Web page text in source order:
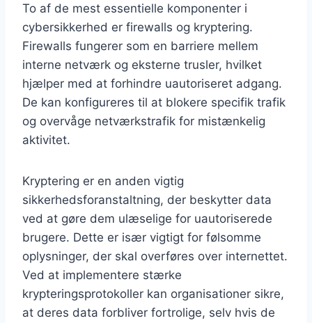
To af de mest essentielle komponenter i
cybersikkerhed er firewalls og kryptering.
Firewalls fungerer som en barriere mellem
interne netværk og eksterne trusler, hvilket
hjælper med at forhindre uautoriseret adgang.
De kan konfigureres til at blokere specifik trafik
og overvåge netværkstrafik for mistænkelig
aktivitet.
Kryptering er en anden vigtig
sikkerhedsforanstaltning, der beskytter data
ved at gøre dem ulæselige for uautoriserede
brugere. Dette er især vigtigt for følsomme
oplysninger, der skal overføres over internettet.
Ved at implementere stærke
krypteringsprotokoller kan organisationer sikre,
at deres data forbliver fortrolige, selv hvis de